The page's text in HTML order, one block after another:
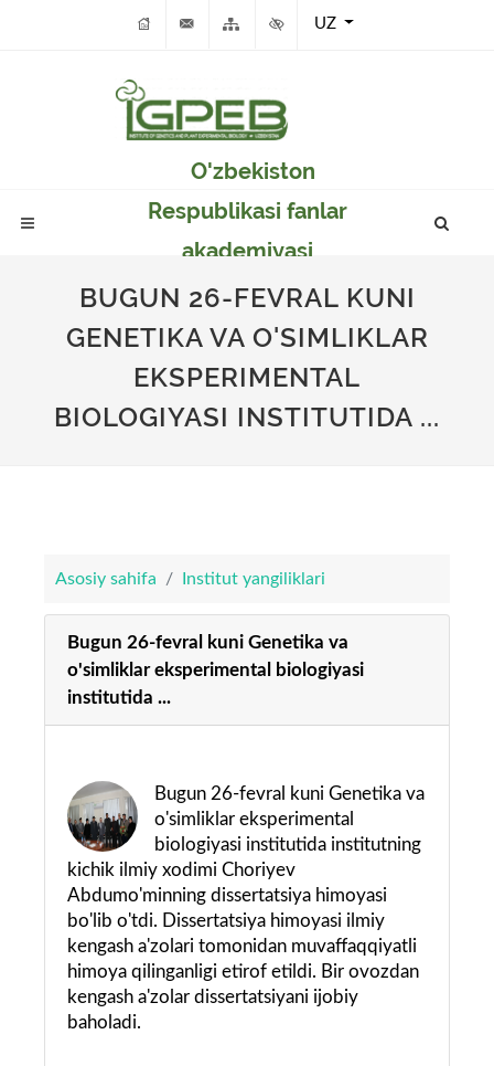
UZ
O'zbekiston
Respublikasi fanlar
akademiyasi
Genetika va o'simlikar
eksperimental
biologiyasi instituti
BUGUN 26-FEVRAL KUNI
GENETIKA VA O'SIMLIKLAR
EKSPERIMENTAL
BIOLOGIYASI INSTITUTIDA ...
Asosiy sahifa Institut yangiliklari
Bugun 26-fevral kuni Genetika va
o'simliklar eksperimental biologiyasi
institutida ...
Bugun 26-fevral kuni Genetika va
o'simliklar eksperimental
biologiyasi institutida institutning
kichik ilmiy xodimi Choriyev
Abdumo'minning dissertatsiya himoyasi
bo'lib o'tdi. Dissertatsiya himoyasi ilmiy
kengash a'zolari tomonidan muvaffaqqiyatli
himoya qilinganligi etirof etildi. Bir ovozdan
kengash a'zolar dissertatsiyani ijobiy
baholadi.